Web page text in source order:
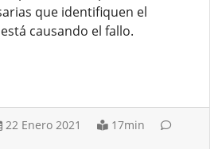
que identifiquen el
causando el fallo.
22 Enero 2021
17min